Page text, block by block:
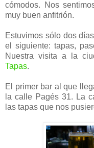
cómodos. Nos
muy buen anfitrión.
Estuvimos sólo dos
el siguiente: tapas,
Nuestra visita a la
Tapas.
El primer bar al que
la calle Pagés 31. La
las tapas que nos